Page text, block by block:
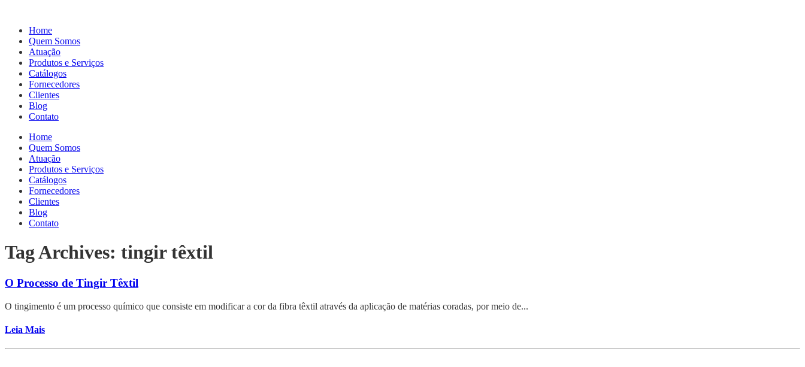
Home
Quem Somos
Atuação
Produtos e Serviços
Catálogos
Fornecedores
Clientes
Blog
Contato
Home
Quem Somos
Atuação
Produtos e Serviços
Catálogos
Fornecedores
Clientes
Blog
Contato
Tag Archives: tingir têxtil
O Processo de Tingir Têxtil
O tingimento é um processo químico que consiste em modificar a cor da fibra têxtil através da aplicação de matérias coradas, por meio de...
Leia Mais